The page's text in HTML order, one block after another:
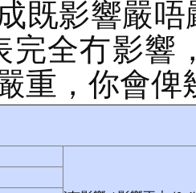
既影響嚴
完全冇影響
重，你會俾